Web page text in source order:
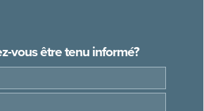
vous être tenu informé?